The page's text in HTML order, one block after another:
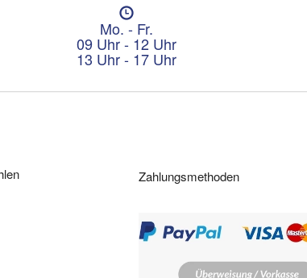
Ö
f
n
n
Mo. - Fr.
09 Uhr - 12 Uhr
13 Uhr - 17 Uhr
Zahlungsmethoden